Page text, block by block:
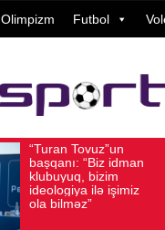
Olimpizm Futbol
Vüqar
yüksək
Avqust 05, 2026